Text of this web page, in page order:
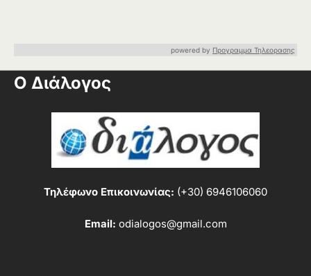
powered by Προγραμμα Τηλεορασης
Ο Διάλογος
Τηλέφωνο Επικοινωνίας: (+30) 6946106060
Email: odialogos@gmail.com